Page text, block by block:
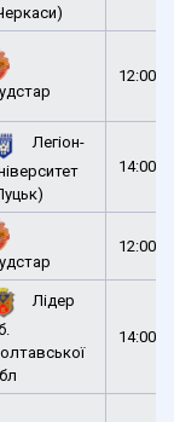
12:00
Легіон-
14:00
12:00
Лідер
14:00